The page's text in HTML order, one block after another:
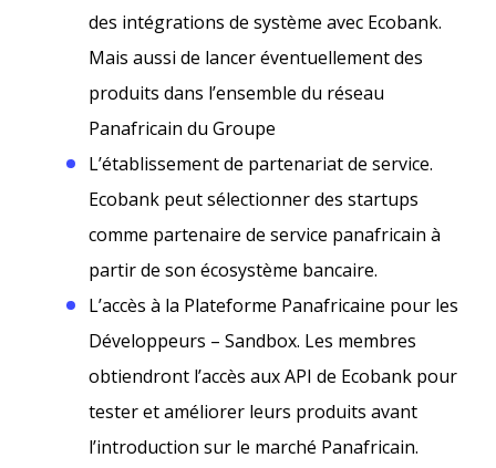
des intégrations de système avec Ecobank.
Mais aussi de lancer éventuellement des
produits dans l’ensemble du réseau
Panafricain du Groupe
L’établissement de partenariat de service.
Ecobank peut sélectionner des startups
comme partenaire de service panafricain à
partir de son écosystème bancaire.
L’accès à la Plateforme Panafricaine pour les
Développeurs – Sandbox. Les membres
obtiendront l’accès aux API de Ecobank pour
tester et améliorer leurs produits avant
l’introduction sur le marché Panafricain.